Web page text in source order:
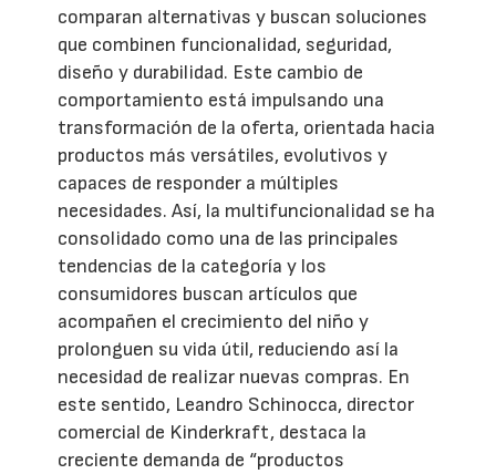
comparan alternativas y buscan soluciones
que combinen funcionalidad, seguridad,
diseño y durabilidad. Este cambio de
comportamiento está impulsando una
transformación de la oferta, orientada hacia
productos más versátiles, evolutivos y
capaces de responder a múltiples
necesidades. Así, la multifuncionalidad se ha
consolidado como una de las principales
tendencias de la categoría y los
consumidores buscan artículos que
acompañen el crecimiento del niño y
prolonguen su vida útil, reduciendo así la
necesidad de realizar nuevas compras. En
este sentido, Leandro Schinocca, director
comercial de Kinderkraft, destaca la
creciente demanda de “productos